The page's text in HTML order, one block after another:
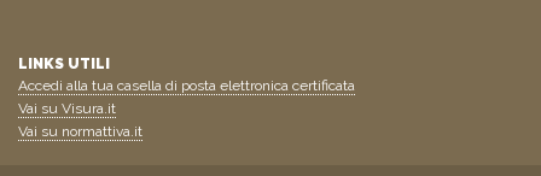
LINKS UTILI
Accedi alla tua casella di posta elettronica certificata
Vai su Visura.it
Vai su normattiva.it